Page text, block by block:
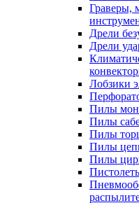
Граверы,
Дрели
Дрели
Лобзики
Пилы
Пилы
Пилы
Пилы
Пилы